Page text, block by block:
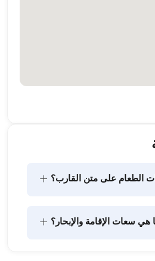
الطعام على متن القارب؟ +
هي سعات الإقامة والإبحار؟ +